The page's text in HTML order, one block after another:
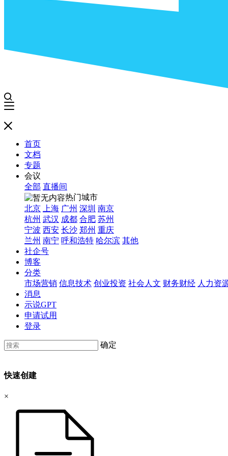
首页
文档
专题
会议
全部 直播间
热门城市
北京
上海 广州 深圳 南京
杭州 武汉 成都 合肥 苏州
宁波 西安 长沙 郑州 重庆
兰州 南宁 呼和浩特 哈尔滨 其他
社企号
博客
分类
市场营销 信息技术 创业投资 社会人文 财务财经 人力资
消息
示说GPT
申请试用
登录
确定
快速创建
×